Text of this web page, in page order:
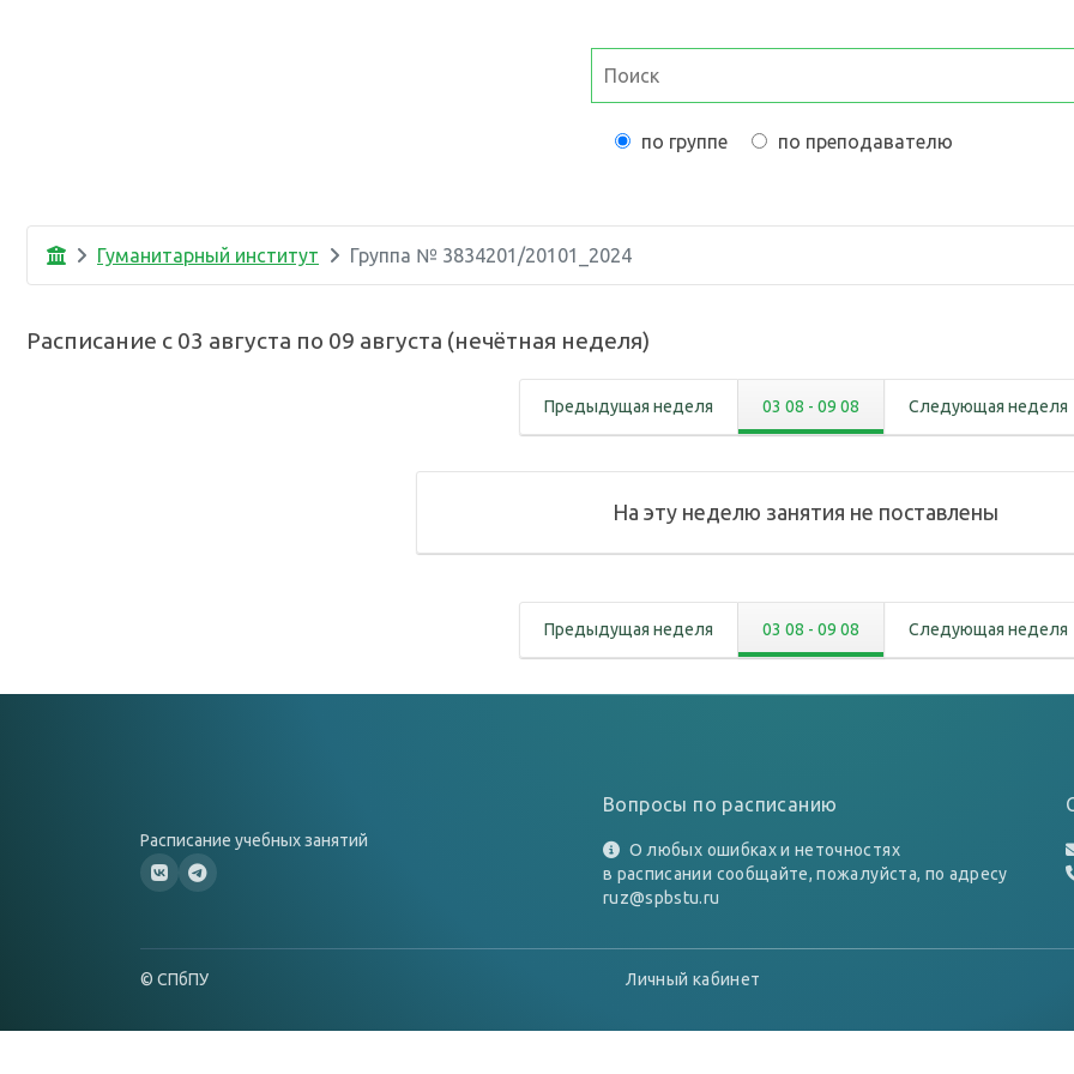
по группе по преподавателю
Гуманитарный институт Группа № 3834201/20101_2024
Расписание с 03 августа по 09 августа (нечётная неделя)
Предыдущая неделя 03 08 - 09 08 Следующая неделя
На эту неделю занятия не поставлены
Предыдущая неделя 03 08 - 09 08 Следующая неделя
Расписание учебных занятий
Вопросы по расписанию
О любых ошибках и неточностях
в расписании сообщайте, пожалуйста, по адресу
ruz@spbstu.ru
© СПбПУ Личный кабинет